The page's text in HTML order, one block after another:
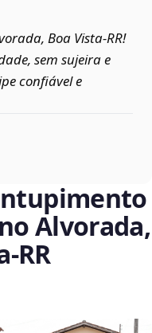
Boa Vista‑RR!
sem sujeira e
confiável e
Alvorada,